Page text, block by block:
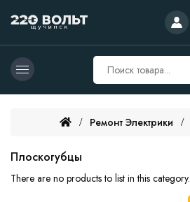
Ремонт Электрики
Плоскогубцы
There are no products to list in this category.